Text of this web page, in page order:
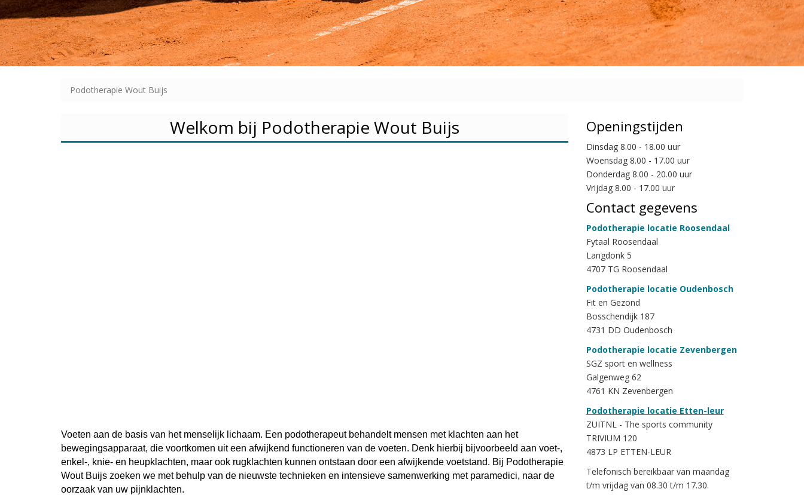
Podotherapie Wout Buijs
Welkom bij Podotherapie Wout Buijs
Voeten aan de basis van het menselijk lichaam. Een podotherapeut behandelt mensen met klachten aan het
bewegingsapparaat, die voortkomen uit een afwijkend functioneren van de voeten. Denk hierbij bijvoorbeeld aan voet-,
enkel-, knie- en heupklachten, maar ook rugklachten kunnen ontstaan door een afwijkende voetstand. Bij Podotherapie
Wout Buijs zoeken we met behulp van de nieuwste technieken en intensieve samenwerking met paramedici, naar de
oorzaak van uw pijnklachten.
Openingstijden
Dinsdag 8.00 - 18.00 uur
Woensdag 8.00 - 17.00 uur
Donderdag 8.00 - 20.00 uur
Vrijdag 8.00 - 17.00 uur
Contact gegevens
Podotherapie locatie Roosendaal
Fytaal Roosendaal
Langdonk 5
4707 TG Roosendaal
Podotherapie locatie Oudenbosch
Fit en Gezond
Bosschendijk 187
4731 DD Oudenbosch
Podotherapie locatie Zevenbergen
SGZ sport en wellness
Galgenweg 62
4761 KN Zevenbergen
Podotherapie locatie Etten-leur
ZUITNL - The sports community
TRIVIUM 120
4873 LP ETTEN-LEUR
Telefonisch bereikbaar van maandag
t/m vrijdag van 08.30 t/m 17.30.